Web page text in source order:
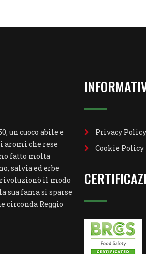
un cuoco abile e
aromi che rese
fatto molta
salvia ed erbe
il modo
sua fama si sparse
circonda Reggio
Privacy Policy
Cookie Policy